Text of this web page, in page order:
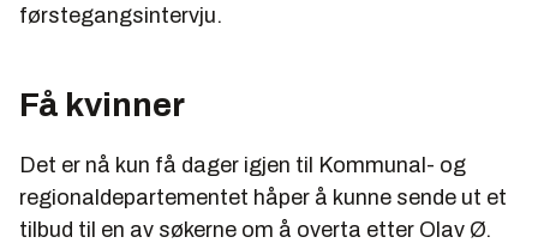
førstegangsintervju.
Få kvinner
Det er nå kun få dager igjen til Kommunal- og
regionaldepartementet håper å kunne sende ut et
tilbud til en av søkerne om å overta etter Olav Ø.